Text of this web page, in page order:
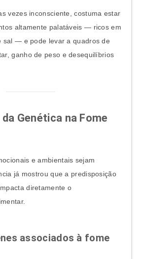
vezes inconsciente, costuma estar
altamente palatáveis — ricos em
sal — e pode levar a quadros de
ganho de peso e desequilíbrios
Genética na Fome
e ambientais sejam
já mostrou que a predisposição
diretamente o
associados à fome